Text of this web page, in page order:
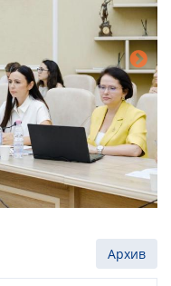
Архив